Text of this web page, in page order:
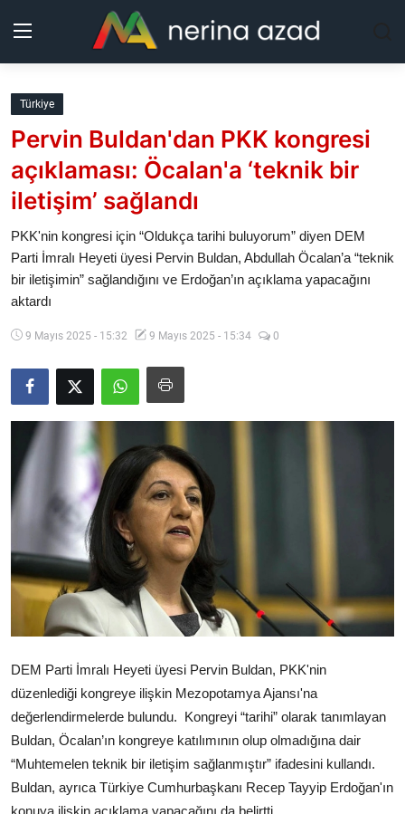
Kurdistan
Bölgeler
Yaşam
Güncel
Analiz
Makaleler
Galeri
Yazarlar
Arşiv
İletişim
Türkçe Kurdi
Türkiye
Pervin Buldan'dan PKK kongresi
açıklaması: Öcalan'a ‘teknik bir
iletişim’ sağlandı
PKK'nin kongresi için “Oldukça tarihi buluyorum” diyen DEM
Parti İmralı Heyeti üyesi Pervin Buldan, Abdullah Öcalan’a “teknik
bir iletişimin” sağlandığını ve Erdoğan’ın açıklama yapacağını
aktardı
9 Mayıs 2025 - 15:32 9 Mayıs 2025 - 15:34 0
DEM Parti İmralı Heyeti üyesi Pervin Buldan, PKK'nin
düzenlediği kongreye ilişkin Mezopotamya Ajansı'na
değerlendirmelerde bulundu. Kongreyi “tarihi” olarak tanımlayan
Buldan, Öcalan’ın kongreye katılımının olup olmadığına dair
“Muhtemelen teknik bir iletişim sağlanmıştır” ifadesini kullandı.
Buldan, ayrıca Türkiye Cumhurbaşkanı Recep Tayyip Erdoğan'ın
konuya ilişkin açıklama yapacağını da belirtti.